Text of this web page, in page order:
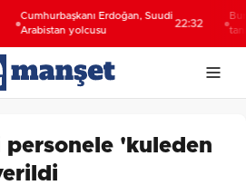
Erdoğan, Suudi
yolcusu
22:32
Bursa’da
tanıtıldı...
personele 'kuleden